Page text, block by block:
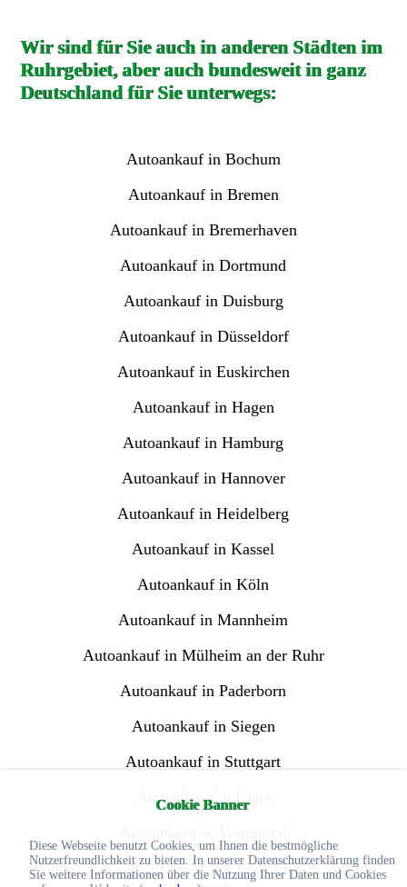
Cookie Banner
Diese Webseite benutzt Cookies, um Ihnen die bestmögliche
Nutzerfreundlichkeit zu bieten. In unserer Datenschutzerklärung finden
Sie weitere Informationen über die Nutzung Ihrer Daten und Cookies
Wir sind für Sie auch in anderen Städten im
Ruhrgebiet, aber auch bundesweit in ganz
Deutschland für Sie unterwegs:
Autoankauf in Bochum
Autoankauf in Bremen
Autoankauf in Bremerhaven
Autoankauf in Dortmund
Autoankauf in Duisburg
Autoankauf in Düsseldorf
Autoankauf in Euskirchen
Autoankauf in Hagen
Autoankauf in Hamburg
Autoankauf in Hannover
Autoankauf in Heidelberg
Autoankauf in Kassel
Autoankauf in Köln
Autoankauf in Mannheim
Autoankauf in Mülheim an der Ruhr
Autoankauf in Paderborn
Autoankauf in Siegen
Autoankauf in Stuttgart
Autoankauf in Unna
Weitere Autoankauf Standorte finden Sie in unserer